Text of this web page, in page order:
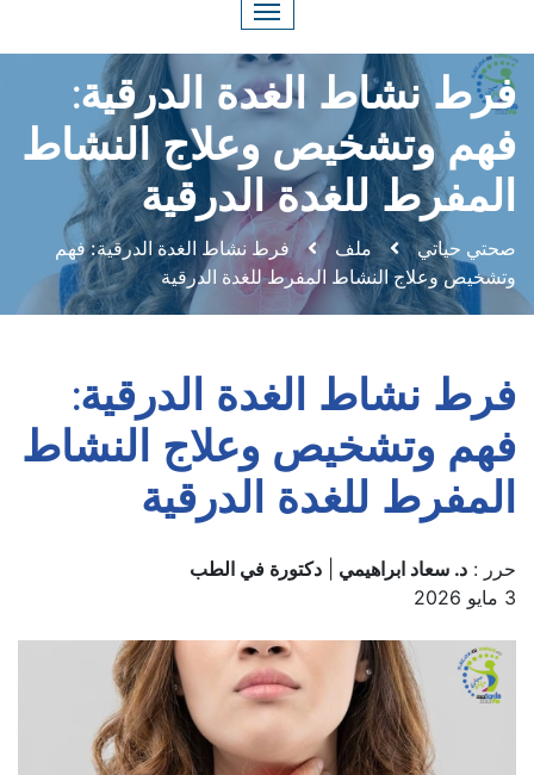
فرط نشاط الغدة الدرقية:
فهم وتشخيص وعلاج النشاط
المفرط للغدة الدرقية
صحتي حياتي ملف
فرط نشاط الغدة الدرقية: فهم
وتشخيص وعلاج النشاط المفرط للغدة الدرقية
فرط نشاط الغدة الدرقية:
فهم وتشخيص وعلاج النشاط
المفرط للغدة الدرقية
حرر : د. سعاد ابراهيمي
دكتورة في الطب
3 مايو 2026